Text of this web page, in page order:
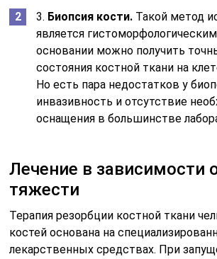
3. Биопсия кости. Такой метод
является
основании можно получить
состояния костной ткани на
Но есть пара недостатков у
инвазивность и отсутствие
оснащения в большинстве
Лечение в зависимости
тяжести
Терапия резорбции костной ткани
костей основана на
лекарственных средствах. При